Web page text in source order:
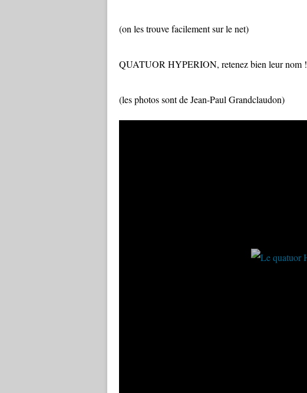
(on les trouve facilement sur le net)
QUATUOR HYPERION, retenez bien leur nom !
(les photos sont de Jean-Paul Grandclaudon)